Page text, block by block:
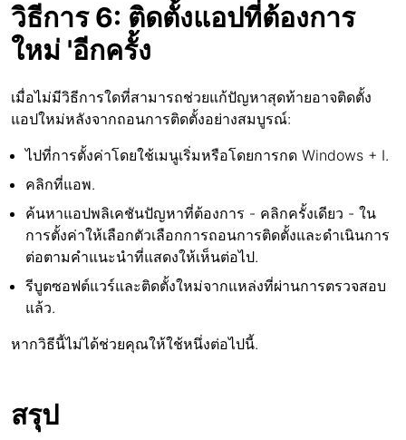
วิธีการ 6: ติดตั้งแอปที่ต้องการ
ใหม่ 'อีกครั้ง
เมื่อไม่มีวิธีการใดที่สามารถช่วยแก้ปัญหาสุดท้ายอาจติดตั้ง
แอปใหม่หลังจากถอนการติดตั้งอย่างสมบูรณ์:
ไปที่การตั้งค่าโดยใช้เมนูเริ่มหรือโดยการกด Windows + I.
คลิกที่แอพ.
ค้นหาแอปพลิเคชันปัญหาที่ต้องการ - คลิกครั้งเดียว - ใน
การตั้งค่าให้เลือกตัวเลือกการถอนการติดตั้งและดำเนินการ
ต่อตามคำแนะนำที่แสดงให้เห็นต่อไป.
รีบูตซอฟต์แวร์และติดตั้งใหม่จากแหล่งที่ผ่านการตรวจสอบ
แล้ว.
หากวิธีนี้ไม่ได้ช่วยคุณให้ใช้หนึ่งต่อไปนี้.
สรุป